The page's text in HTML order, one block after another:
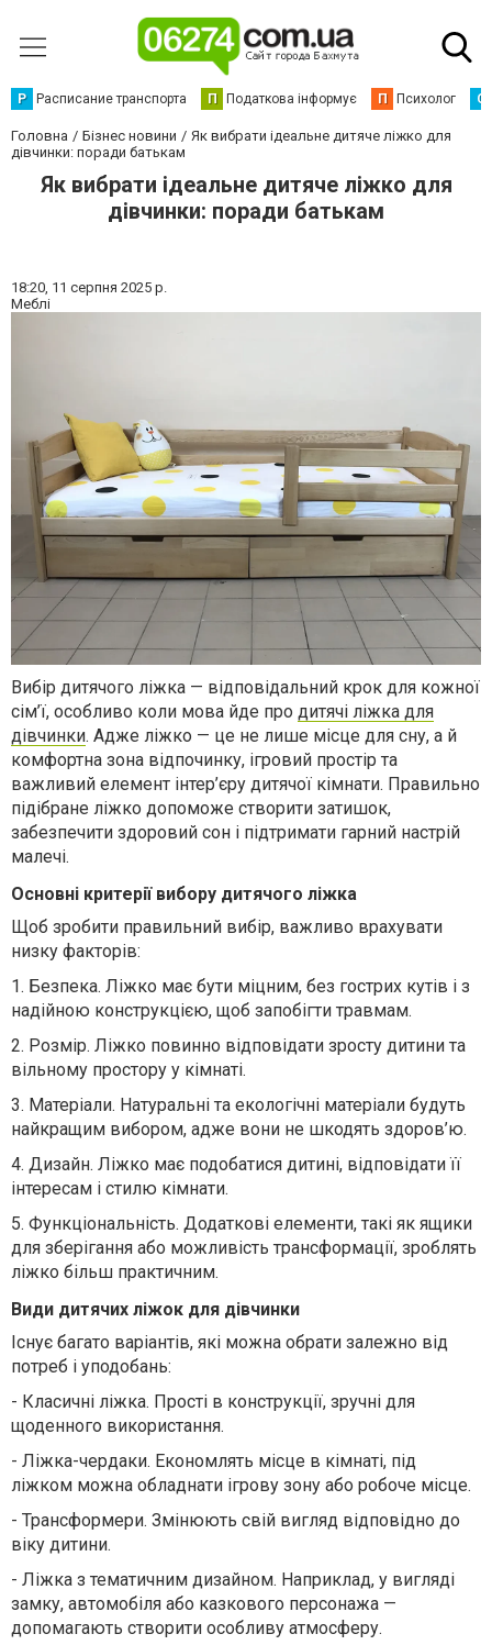
Р Расписание транспорта П Податкова інформує П Психолог С
Головна Бізнес новини
Як вибрати ідеальне дитяче ліжко для
дівчинки: поради батькам
Як вибрати ідеальне дитяче ліжко для
дівчинки: поради батькам
18:20, 11 серпня 2025 р.
Меблі
Вибір дитячого ліжка — відповідальний крок для кожної
сім’ї, особливо коли мова йде про дитячі ліжка для
дівчинки. Адже ліжко — це не лише місце для сну, а й
комфортна зона відпочинку, ігровий простір та
важливий елемент інтер’єру дитячої кімнати. Правильно
підібране ліжко допоможе створити затишок,
забезпечити здоровий сон і підтримати гарний настрій
малечі.
Основні критерії вибору дитячого ліжка
Щоб зробити правильний вибір, важливо врахувати
низку факторів:
1. Безпека. Ліжко має бути міцним, без гострих кутів і з
надійною конструкцією, щоб запобігти травмам.
2. Розмір. Ліжко повинно відповідати зросту дитини та
вільному простору у кімнаті.
3. Матеріали. Натуральні та екологічні матеріали будуть
найкращим вибором, адже вони не шкодять здоров’ю.
4. Дизайн. Ліжко має подобатися дитині, відповідати її
інтересам і стилю кімнати.
5. Функціональність. Додаткові елементи, такі як ящики
для зберігання або можливість трансформації, зроблять
ліжко більш практичним.
Види дитячих ліжок для дівчинки
Існує багато варіантів, які можна обрати залежно від
потреб і уподобань:
- Класичні ліжка. Прості в конструкції, зручні для
щоденного використання.
- Ліжка-чердаки. Економлять місце в кімнаті, під
ліжком можна обладнати ігрову зону або робоче місце.
- Трансформери. Змінюють свій вигляд відповідно до
віку дитини.
- Ліжка з тематичним дизайном. Наприклад, у вигляді
замку, автомобіля або казкового персонажа —
допомагають створити особливу атмосферу.